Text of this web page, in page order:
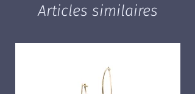
bague.
Articles similaires